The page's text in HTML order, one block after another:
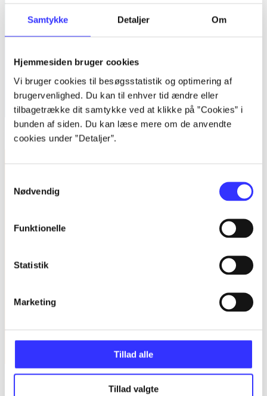
Samtykke Detaljer Om
Hjemmesiden bruger cookies
Vi bruger cookies til besøgsstatistik og optimering af
brugervenlighed. Du kan til enhver tid ændre eller
tilbagetrække dit samtykke ved at klikke på ”Cookies” i
bunden af siden. Du kan læse mere om de anvendte
cookies under ”Detaljer”.
Nødvendig
Funktionelle
Statistik
Marketing
Tillad alle
Tillad valgte
Kvalitative metoder : en grundbog